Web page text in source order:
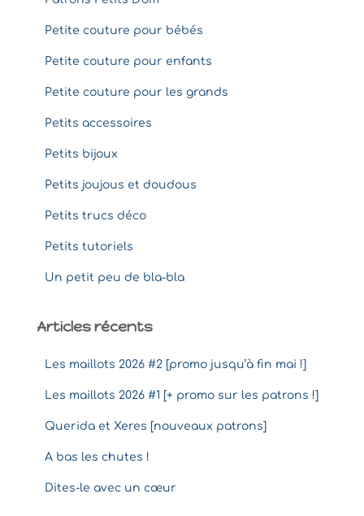
Petite couture pour bébés
Petite couture pour enfants
Petite couture pour les grands
Petits accessoires
Petits bijoux
Petits joujous et doudous
Petits trucs déco
Petits tutoriels
Un petit peu de bla-bla
Articles récents
Les maillots 2026 #2 [promo jusqu’à fin mai !]
Les maillots 2026 #1 [+ promo sur les patrons !]
Querida et Xeres [nouveaux patrons]
A bas les chutes !
Dites-le avec un cœur